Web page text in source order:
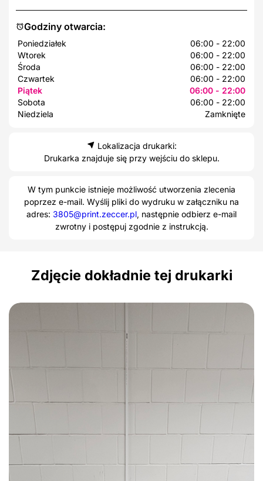
Godziny otwarcia:
Poniedziałek
06:00 - 22:00
Wtorek
06:00 - 22:00
Środa
06:00 - 22:00
Czwartek
06:00 - 22:00
Piątek
06:00 - 22:00
Sobota
06:00 - 22:00
Niedziela
Zamknięte
Lokalizacja drukarki:
Drukarka znajduje się przy wejściu do sklepu.
W tym punkcie istnieje możliwość utworzenia zlecenia
poprzez e-mail. Wyślij pliki do wydruku w załączniku na
adres: 3805@print.zeccer.pl, następnie odbierz e-mail
zwrotny i postępuj zgodnie z instrukcją.
Zdjęcie dokładnie tej drukarki